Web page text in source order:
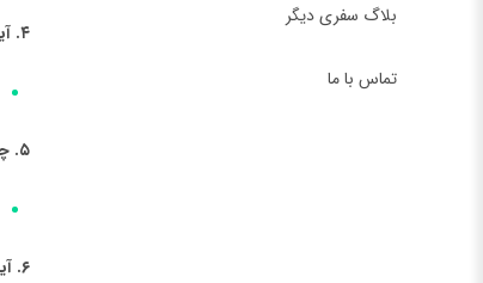
بلاگ سفری دیگر
تماس با ما
۴. آیا برای شرکت در جشنواره فالاس نیاز به پرداخت هزینه ورودی است؟
۵. چگونه می‌توان بلیط‌های جشنواره فالاس را تهیه کرد؟
۶. آیا در طول جشنواره فالاس محدودیت‌های ترافیکی خاصی وجود دارد؟